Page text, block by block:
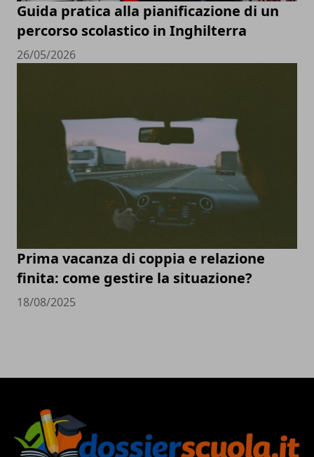
Guida pratica alla pianificazione di un
percorso scolastico in Inghilterra
26/05/2026
Prima vacanza di coppia e relazione
finita: come gestire la situazione?
18/08/2025